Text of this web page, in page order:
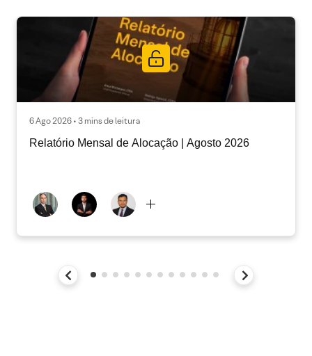
6 Ago 2026 • 3 mins de leitura
Relatório Mensal de Alocação | Agosto 2026